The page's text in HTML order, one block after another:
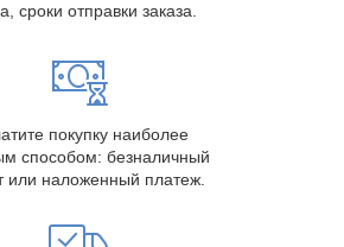
сроки отправки заказа.
покупку наиболее
способом: безналичный
или наложенный платеж.